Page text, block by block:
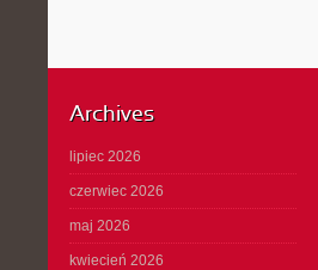
Archives
lipiec 2026
czerwiec 2026
maj 2026
kwiecień 2026